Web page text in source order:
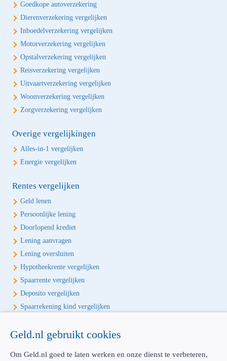
Goedkope autoverzekering
Dierenverzekering vergelijken
Inboedelverzekering vergelijken
Motorverzekering vergelijken
Opstalverzekering vergelijken
Reisverzekering vergelijken
Uitvaartverzekering vergelijken
Woonverzekering vergelijken
Zorgverzekering vergelijken
Overige vergelijkingen
Alles-in-1 vergelijken
Energie vergelijken
Rentes vergelijken
Geld lenen
Persoonlijke lening
Doorlopend krediet
Lening aanvragen
Lening oversluiten
Hypotheekrente vergelijken
Spaarrente vergelijken
Deposito vergelijken
Spaarrekening kind vergelijken
Écht onafhankelijk vergelijken
bankproducten. Vergelijk, kies het beste product voor jou en betaal
Geld.nl gebruikt cookies
Om Geld.nl goed te laten werken en onze dienst te verbeteren,